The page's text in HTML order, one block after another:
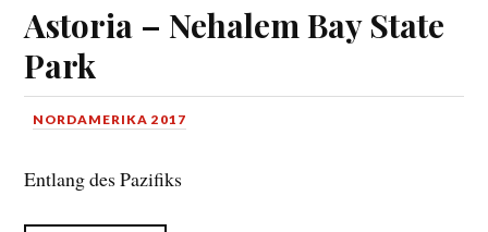
Astoria – Nehalem Bay State
Park
NORDAMERIKA 2017
Entlang des Pazifiks